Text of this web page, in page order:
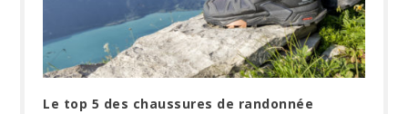
Le top 5 des chaussures de randonnée